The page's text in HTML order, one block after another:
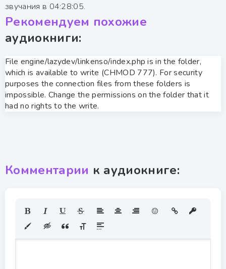
звучания в 04:28:05.
Рекомендуем похожие
аудиокниги:
File engine/lazydev/linkenso/index.php is in the folder,
which is available to write (CHMOD 777). For security
purposes the connection files from these folders is
impossible. Change the permissions on the folder that it
had no rights to the write.
Комментарии к аудиокниге: